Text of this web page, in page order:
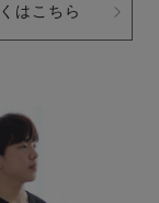
はこちら